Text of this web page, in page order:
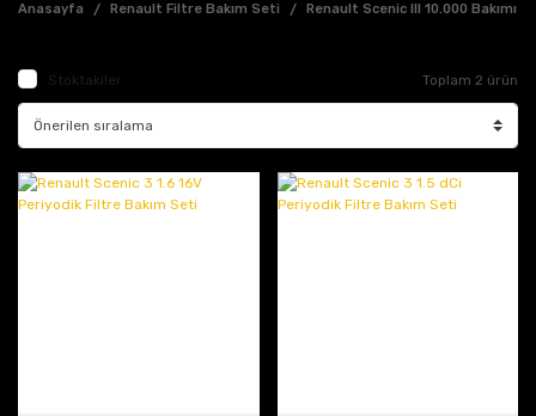
Anasayfa Renault Filtre Bakım Seti Renault Scenic III 10.000 Bakımı
Stoktakiler Toplam 2 ürün